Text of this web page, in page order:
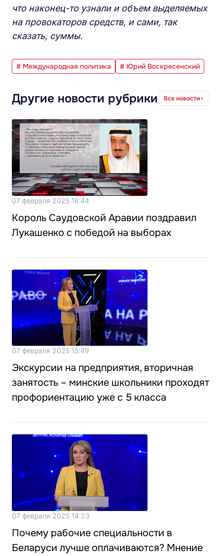
что наконец-то узнали и объем выделяемых
на провокаторов средств, и сами, так
сказать, суммы.
# Международная политика # Юрий Воскресенский
Другие новости рубрики Все новости
07 февраля 2025 16:44
Король Саудовской Аравии поздравил
Лукашенко с победой на выборах
07 февраля 2025 15:49
Экскурсии на предприятия, вторичная
занятость – минские школьники проходят
профориентацию уже с 5 класса
07 февраля 2025 14:23
Почему рабочие специальности в
Беларуси лучше оплачиваются? Мнение